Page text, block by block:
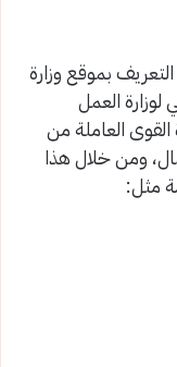
بموقع وزارة
لوزارة العمل
القوى العاملة من
ومن خلال هذا
مثل: